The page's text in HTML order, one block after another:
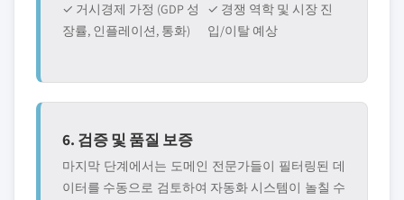
✓ 거시경제 가정 (GDP 성
장률, 인플레이션, 통화)
✓ 경쟁 역학 및 시장 진
입/이탈 예상
6. 검증 및 품질 보증
마지막 단계에서는 도메인 전문가들이 필터링된 데
이터를 수동으로 검토하여 자동화 시스템이 놀칠 수